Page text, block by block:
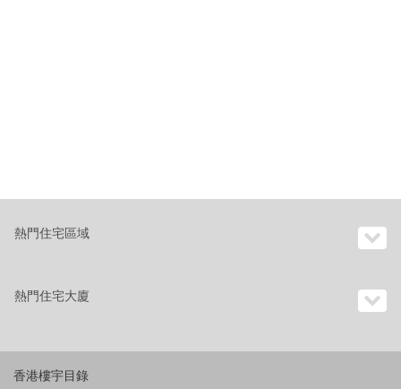
熱門住宅區域
熱門住宅大廈
香港樓宇目錄